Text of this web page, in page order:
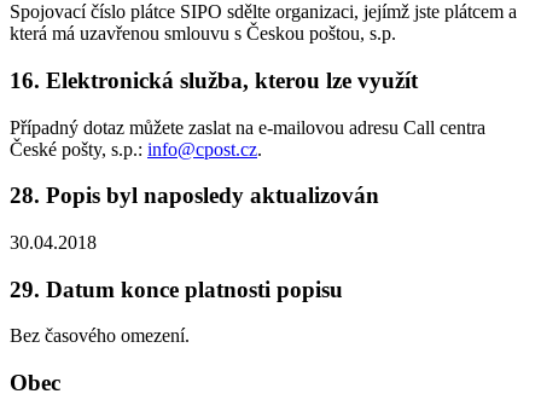
Spojovací číslo plátce SIPO sdělte organizaci, jejímž jste plátcem a
která má uzavřenou smlouvu s Českou poštou, s.p.
16. Elektronická služba, kterou lze využít
Případný dotaz můžete zaslat na e-mailovou adresu Call centra
České pošty, s.p.: info@cpost.cz.
28. Popis byl naposledy aktualizován
30.04.2018
29. Datum konce platnosti popisu
Bez časového omezení.
Obec